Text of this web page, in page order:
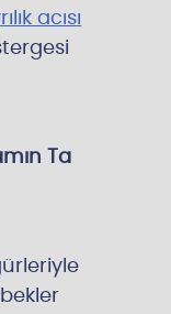
acısı
Ta